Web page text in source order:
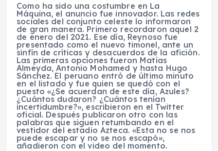
Como ha sido una costumbre en La
Máquina, el anuncio fue innovador. Las redes
sociales del conjunto celeste lo informaron
de gran manera. Primero recordaron aquel 2
de enero del 2021. Ese día, Reynoso fue
presentado como el nuevo timonel, ante un
sinfín de críticas y desacuerdos de la afición.
Las primeras opciones fueron Matías
Almeyda, Antonio Mohamed y hasta Hugo
Sánchez. El peruano entró de último minuto
en el listado y fue quien se quedó con el
puesto «¿Se acuerdan de este día, Azules?
¿Cuántos dudaron? ¿Cuántos tenían
incertidumbre?», escribieron en el Twitter
oficial. Después publicaron otro con las
palabras que siguen retumbando en el
vestidor del estadio Azteca. «Esta no se nos
puede escapar y no se nos escapó»,
añadieron con el video del momento.